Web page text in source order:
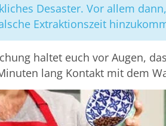
Desaster. Vor allem
Extraktionszeit
haltet euch vor Augen,
lang Kontakt mit dem